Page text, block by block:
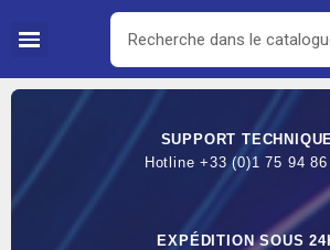
SUPPORT TECHNIQUE
Hotline +33 (0)1 75 94 86
EXPÉDITION SOUS